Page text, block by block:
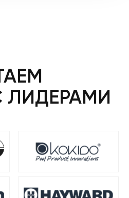
ЛИДЕРАМИ